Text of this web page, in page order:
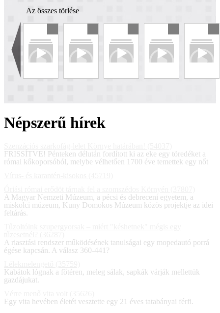
Az összes törlése
Népszerű hírek
FRISSÍTVE! Pénteken délután fordított ki az eke egy töredéket a
római kőkoporsóból, melybe vélhetően 1700 éve temettek egy nőt
A Magyar Nemzeti Múzeum, a pécsi és debreceni egyetem, a
miskolci múzeum, Kuny Domokos Múzeum közös projektje az idei
feltárás.
A riasztási rendszer működésének tanulságai egy mopedautó porrá
égése kapcsán. A válasz 360-441?
Kabátok lógnak a főtéren, meleg sálak, sapkák várják mellettük
gazdájukat.
Egy vita hevében életét vesztette egy 21 éves tatabányai férfi.